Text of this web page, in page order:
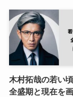
木村拓哉の若い
全盛期と現在を